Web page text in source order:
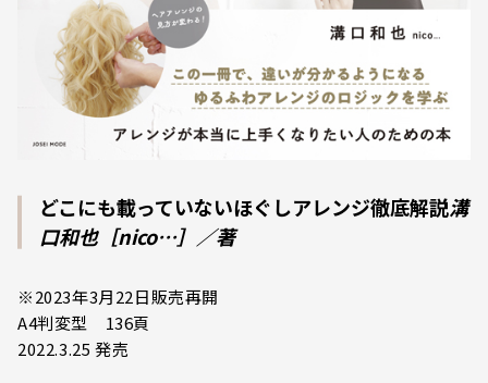
どこにも載っていないほぐしアレンジ徹底解説溝
口和也［nico…］／著
※2023年3月22日販売再開
A4判変型 136頁
2022.3.25 発売